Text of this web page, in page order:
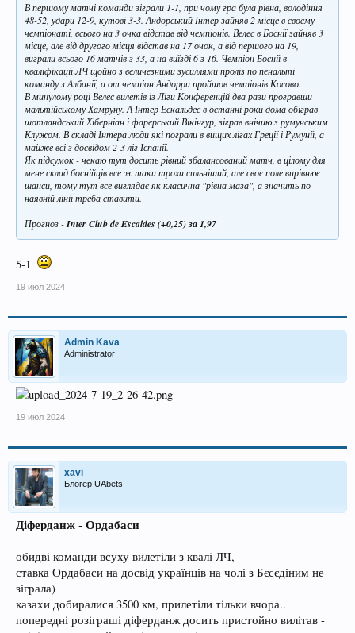
В першому матчі команди зіграли 1-1, при чому гра була рівна, володіння
48-52, удари 12-9, кутові 3-3. Андорський Інтер зайняв 2 місце в своєму
чемпіонаті, всього на 3 очка відстав від чемпіонів. Велес в Боснії зайняв 3
місце, але від другого місця відстав на 17 очок, а від першого на 19,
виграли всього 16 матчів з 33, а на виїзді 6 з 16. Чемпіон Боснії в
кваліфікації ЛЧ щойно з величезними зусиллями проліз по пенальті
команду з Албанії, а от чемпіон Андорри пройшов чемпіонів Косово.
В минулому році Велес вилетів із Ліги Конференцій два рази програвши
мальтійському Хамруну. А Інтер Ескальдес в останні роки дома обіграв
шотландський Хіберніан і фарерський Вікінгур, зіграв внічию з румунським
Клужом. В складі Інтера люди які пограли в вищих лігах Греції і Румунії, а
майже всі з досвідом 2-3 ліг Іспанії.
Як підсумок - чекаю тут досить рівний збалансований матч, в цілому для
мене склад боснійців все ж таки трохи сильніший, але своє поле вирівнює
шанси, тому тут все виглядає як класична "рівна маза", а значить по
наявній лінії треба ставити.
Прогноз -Inter Club de Escaldes (+0,25) за 1,97
5-1
19 июл 2024
Admin Kava
Administrator
19 июл 2024
xavi
Блогер UAbets
Діферданж - Ордабаси
обидві команди всуху вилетіли з квалі ЛЧ,
ставка Ордабаси на досвід українців на чолі з Бєсєдіним не
зіграла)
казахи добиралися 3500 км, прилетіли тільки вчора..
попередні розіграші діферданж досить пристойно вилітав -